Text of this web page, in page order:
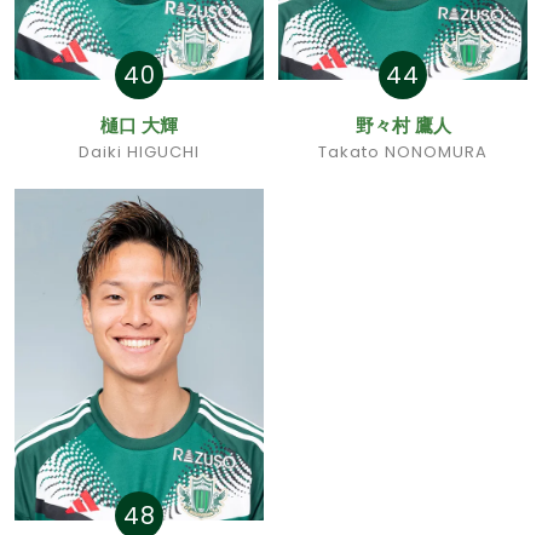
40
樋口 大輝
Daiki HIGUCHI
44
野々村 鷹人
Takato NONOMURA
48